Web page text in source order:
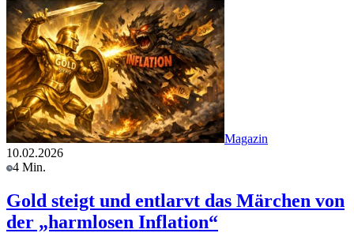
Magazin
10.02.2026
4 Min.
Gold steigt und entlarvt das Märchen von
der „harmlosen Inflation“